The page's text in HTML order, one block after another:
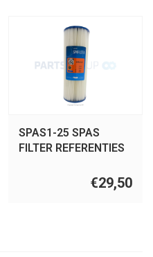
SPAS1-25 SPAS
FILTER REFERENTIES
4326/ FC-2375/€29,50